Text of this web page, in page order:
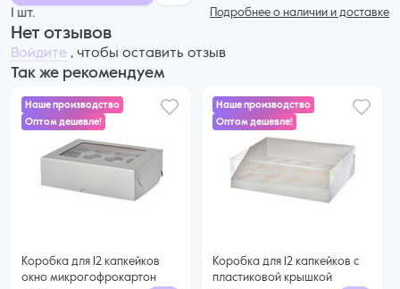
1 шт. Подробнее о наличии и доставке
Нет отзывов
Войдите , чтобы оставить отзыв
Так же рекомендуем
Наше производство
Оптом дешевле!
Коробка для 12 капкейков
окно микрогофрокартон
73 ₽
60 ₽ за шт. при заказе от 25 шт.
Купить оптом
Наше производство
Оптом дешевле!
Коробка для 12 капкейков с
пластиковой крышкой
72 ₽
68 ₽ за шт. при заказе от 50 шт.
Купить оптом